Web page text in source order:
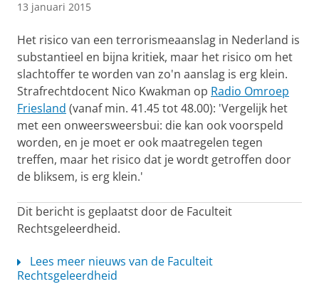
13 januari 2015
Het risico van een terrorismeaanslag in Nederland is
substantieel en bijna kritiek, maar het risico om het
slachtoffer te worden van zo'n aanslag is erg klein.
Strafrechtdocent Nico Kwakman op Radio Omroep
Friesland (vanaf min. 41.45 tot 48.00): 'Vergelijk het
met een onweersweersbui: die kan ook voorspeld
worden, en je moet er ook maatregelen tegen
treffen, maar het risico dat je wordt getroffen door
de bliksem, is erg klein.'
Dit bericht is geplaatst door de Faculteit
Rechtsgeleerdheid.
Lees meer nieuws van de Faculteit
Rechtsgeleerdheid